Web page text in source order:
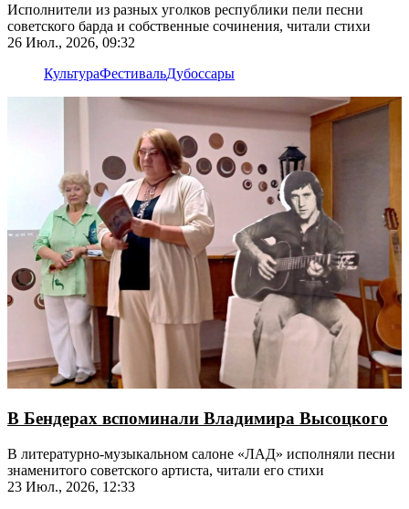
Исполнители из разных уголков республики пели песни
советского барда и собственные сочинения, читали стихи
26 Июл., 2026, 09:32
КультураФестивальДубоссары
В Бендерах вспоминали Владимира Высоцкого
В литературно-музыкальном салоне «ЛАД» исполняли песни
знаменитого советского артиста, читали его стихи
23 Июл., 2026, 12:33